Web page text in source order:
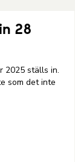
28
2025 ställs in.
som det inte